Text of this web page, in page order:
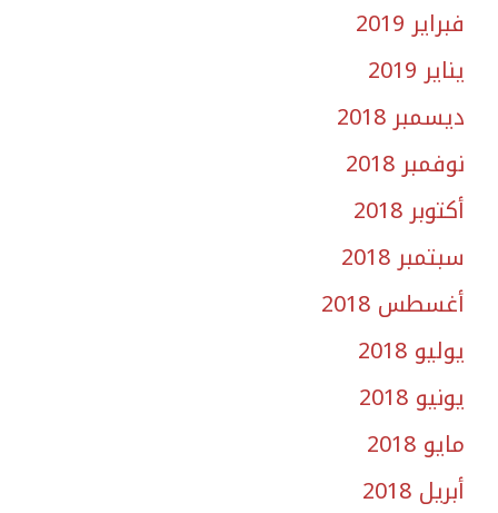
فبراير 2019
يناير 2019
ديسمبر 2018
نوفمبر 2018
أكتوبر 2018
سبتمبر 2018
أغسطس 2018
يوليو 2018
يونيو 2018
مايو 2018
أبريل 2018